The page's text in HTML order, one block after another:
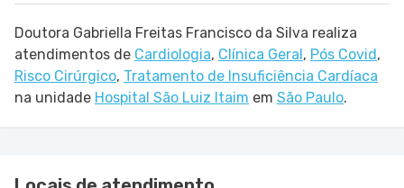
Doutora Gabriella Freitas Francisco da Silva realiza
atendimentos de Cardiologia, Clínica Geral, Pós Covid,
Risco Cirúrgico, Tratamento de Insuficiência Cardíaca
na unidade Hospital São Luiz Itaim em São Paulo.